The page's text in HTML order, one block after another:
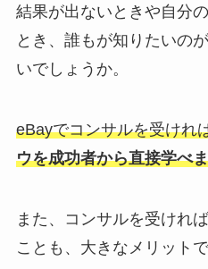
結果が出ないときや自分
とき、誰もが知りたいの
いでしょうか。
eBayでコンサルを受けれ
ウを成功者から直接学べ
また、コンサルを受けれ
ことも、大きなメリットで